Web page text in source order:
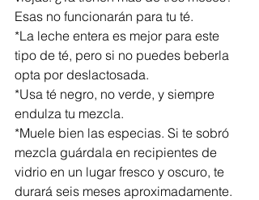
Esas no funcionarán para tu té.
*La leche entera es mejor para este
tipo de té, pero si no puedes beberla
opta por deslactosada.
*Usa té negro, no verde, y siempre
endulza tu mezcla.
*Muele bien las especias. Si te sobró
mezcla guárdala en recipientes de
vidrio en un lugar fresco y oscuro, te
durará seis meses aproximadamente.